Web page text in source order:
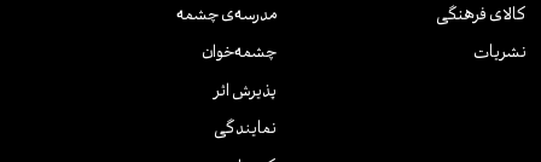
کالای فرهنگی
نشریات
مدرسه‌ی چشمه
چشمه‌خوان
پذیرش اثر
نمایندگی